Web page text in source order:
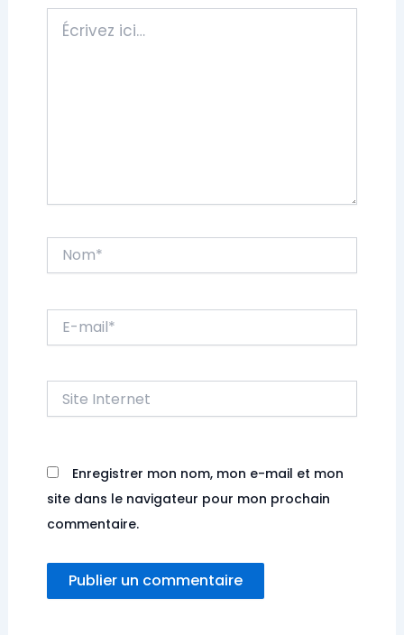
Écrivez
ici…
mail*
Internet
Enregistrer mon nom, mon e-mail et mon
site dans le navigateur pour mon prochain
commentaire.